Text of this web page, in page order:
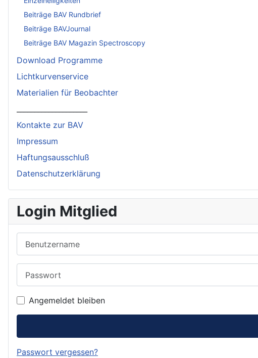
Beiträge BAV Rundbrief
Beiträge BAVJournal
Beiträge BAV Magazin Spectroscopy
Download Programme
Lichtkurvenservice
Materialien für Beobachter
Kontakte zur BAV
Impressum
Haftungsausschluß
Datenschutzerklärung
Login Mitglied
Angemeldet bleiben
Passwort vergessen?